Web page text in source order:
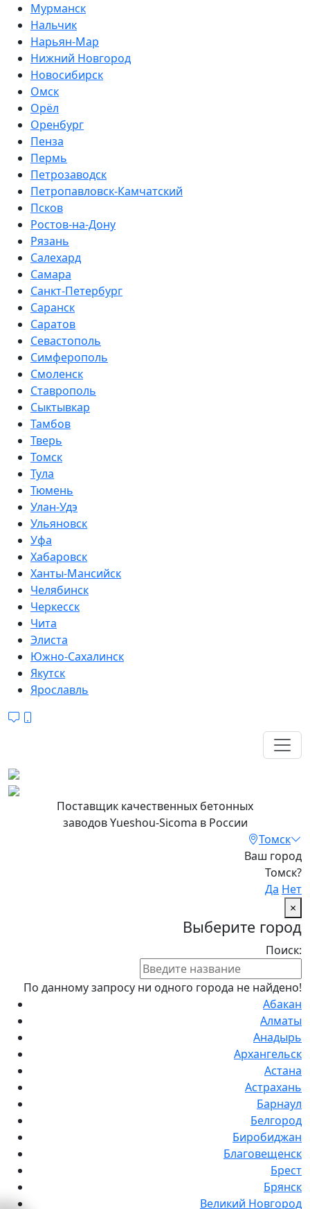
Мурманск
Нальчик
Нарьян-Мар
Нижний Новгород
Новосибирск
Омск
Орёл
Оренбург
Пенза
Пермь
Петрозаводск
Петропавловск-Камчатский
Псков
Ростов-на-Дону
Рязань
Салехард
Самара
Санкт-Петербург
Саранск
Саратов
Севастополь
Симферополь
Смоленск
Ставрополь
Сыктывкар
Тамбов
Тверь
Томск
Тула
Тюмень
Улан-Удэ
Ульяновск
Уфа
Хабаровск
Ханты-Мансийск
Челябинск
Черкесск
Чита
Элиста
Южно-Сахалинск
Якутск
Ярославль
Поставщик качественных бетонных
заводовYueshou-Sicoma в России
Томск
Ваш город
Томск?
Да Нет
×
Выберите город
Поиск:
По данному запросу ни одного города не найдено!
Абакан
Алматы
Анадырь
Архангельск
Астана
Астрахань
Барнаул
Белгород
Биробиджан
Благовещенск
Брест
Брянск
Великий Новгород